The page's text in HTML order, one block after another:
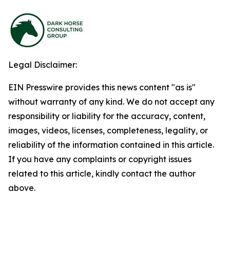
Legal Disclaimer:
EIN Presswire provides this news content "as is"
without warranty of any kind. We do not accept any
responsibility or liability for the accuracy, content,
images, videos, licenses, completeness, legality, or
reliability of the information contained in this article.
If you have any complaints or copyright issues
related to this article, kindly contact the author
above.